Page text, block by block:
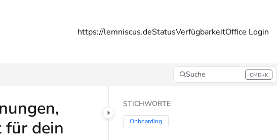
https://lemniscus.deStatusVerfügbarkeitOffice Login
Suche CMD+K
Press CMD+K to open search
für dein
STICHWORTE
Onboarding